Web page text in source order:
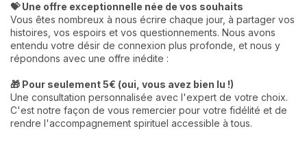
💝 Une offre exceptionnelle née de vos souhaits
Vous êtes nombreux à nous écrire chaque jour, à partager vos
histoires, vos espoirs et vos questionnements. Nous avons
entendu votre désir de connexion plus profonde, et nous y
répondons avec une offre inédite :
🎁 Pour seulement 5€ (oui, vous avez bien lu !)
Une consultation personnalisée avec l'expert de votre choix.
C'est notre façon de vous remercier pour votre fidélité et de
rendre l'accompagnement spirituel accessible à tous.